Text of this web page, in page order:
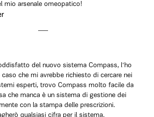
mio arsenale omeopatico!
del nuovo sistema Compass, l'ho
che mi avrebbe richiesto di cercare nei
esperti, trovo Compass molto facile da
che manca è un sistema di gestione dei
con la stampa delle prescrizioni.
qualsiasi cifra per il sistema.